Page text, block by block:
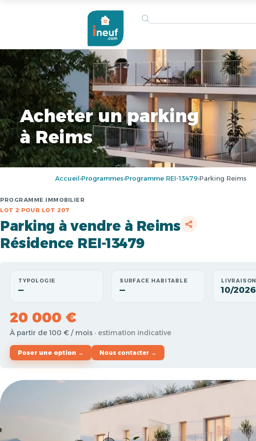
Acheter un parking
à Reims
Accueil›Programmes›Programme REI-13479›Parking Reims
PROGRAMME IMMOBILIER
LOT 2 POUR LOT 207
Parking à vendre à Reims
Résidence REI-13479
TYPOLOGIE
—
SURFACE HABITABLE
—
LIVRAISON
10/2026
20 000 €
À partir de 100 € / mois · estimation indicative
Poser une option → Nous contacter →